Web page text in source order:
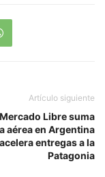
Artículo siguiente
Mercado Libre suma
aérea en Argentina
entregas a la
Patagonia